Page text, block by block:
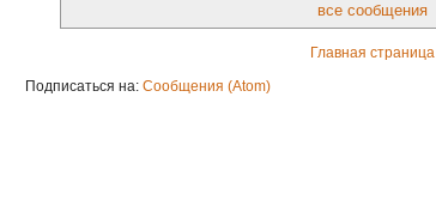
все сообщения
Главная страница
Подписаться на: Сообщения (Atom)